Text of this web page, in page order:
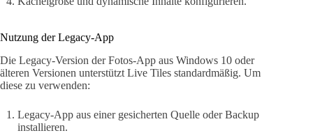
Nutzung der Legacy-App
Die Legacy-Version der Fotos-App aus Windows 10 oder
älteren Versionen unterstützt Live Tiles standardmäßig. Um
diese zu verwenden:
Legacy-App aus einer gesicherten Quelle oder Backup
installieren.